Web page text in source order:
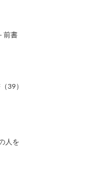
前書
39）
人を